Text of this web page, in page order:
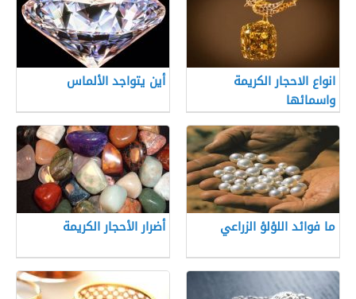
انواع الاحجار الكريمة
واسمائها
أين يتواجد الألماس
ما فوائد اللؤلؤ الزراعي أضرار الأحجار الكريمة